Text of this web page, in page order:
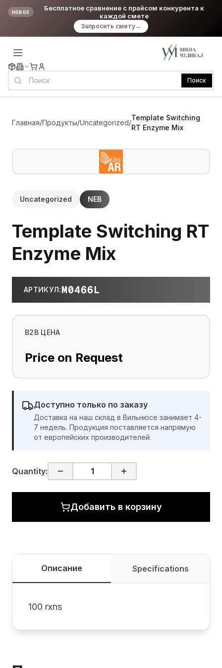
НОВОЕ
Бесплатное сравнение с прайсом конкурента к
каждой смете
Запросить смету→
Поиск
Главная/Продукты/Uncategorized/
Template Switching
RT Enzyme Mix
Uncategorized NEB
Template Switching RT
Enzyme Mix
АРТИКУЛ:M0466L
B2B ЦЕНА
Price on Request
Доступно только по заказу
Доставка на наш склад в Вильнюсе занимает 4-
7 недель. Продукция поставляется напрямую
от европейских производителей.
Quantity:
Добавить в корзину
Описание Specifications
100 rxns